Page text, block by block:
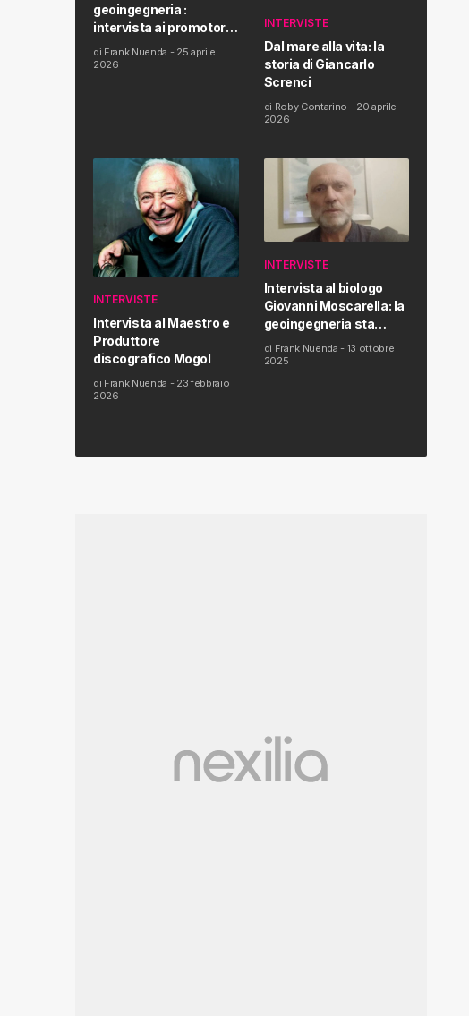
geoingegneria :
intervista ai promotori
della tematica e della
Proposta di Legge
di Frank Nuenda - 25 aprile
2026
INTERVISTE
Dal mare alla vita: la
storia di Giancarlo
Screnci
di Roby Contarino - 20 aprile
2026
INTERVISTE
Intervista al Maestro e
Produttore
discografico Mogol
di Frank Nuenda - 23 febbraio
2026
INTERVISTE
Intervista al biologo
Giovanni Moscarella: la
geoingegneria sta
modificando il clima e la
salute dell’uomo
di Frank Nuenda - 13 ottobre
2025